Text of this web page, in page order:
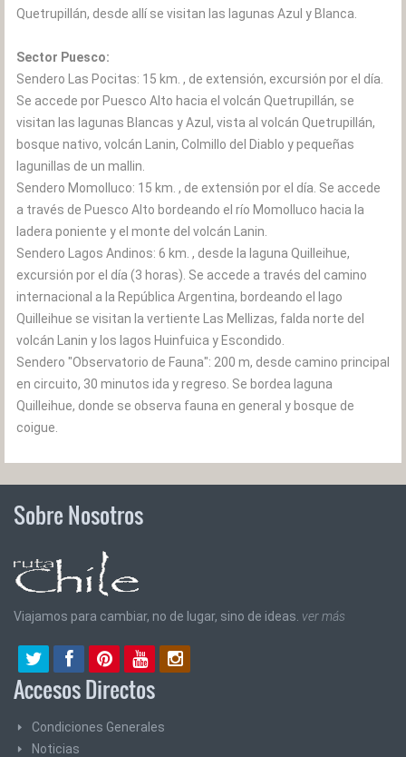
Quetrupillán, desde allí se visitan las lagunas Azul y Blanca.
Sector Puesco:
Sendero Las Pocitas: 15 km. , de extensión, excursión por el día.
Se accede por Puesco Alto hacia el volcán Quetrupillán, se
visitan las lagunas Blancas y Azul, vista al volcán Quetrupillán,
bosque nativo, volcán Lanin, Colmillo del Diablo y pequeñas
lagunillas de un mallin.
Sendero Momolluco: 15 km. , de extensión por el día. Se accede
a través de Puesco Alto bordeando el río Momolluco hacia la
ladera poniente y el monte del volcán Lanin.
Sendero Lagos Andinos: 6 km. , desde la laguna Quilleihue,
excursión por el día (3 horas). Se accede a través del camino
internacional a la República Argentina, bordeando el lago
Quilleihue se visitan la vertiente Las Mellizas, falda norte del
volcán Lanin y los lagos Huinfuica y Escondido.
Sendero "Observatorio de Fauna": 200 m, desde camino principal
en circuito, 30 minutos ida y regreso. Se bordea laguna
Quilleihue, donde se observa fauna en general y bosque de
coigue.
Sobre Nosotros
Viajamos para cambiar, no de lugar, sino de ideas. ver más
Accesos Directos
Condiciones Generales
Noticias